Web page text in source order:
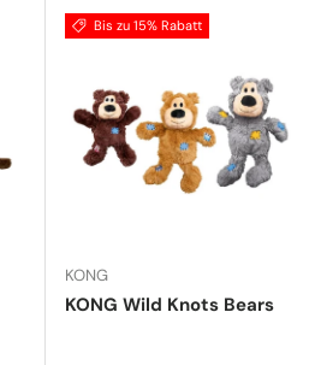
Bis zu 15% Rabatt
KONG
KONG Wild Knots Bears